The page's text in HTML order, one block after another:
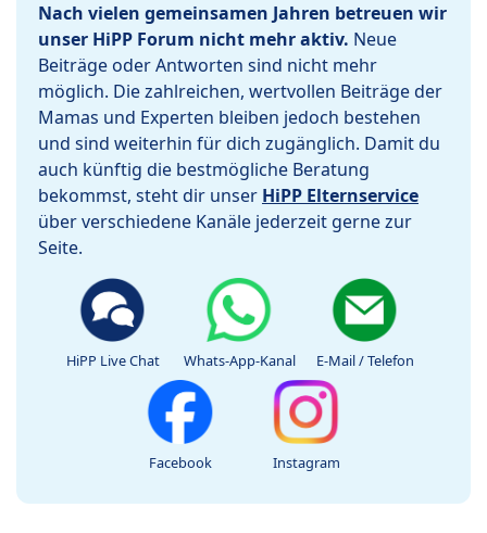
Nach vielen gemeinsamen Jahren betreuen wir
unser HiPP Forum nicht mehr aktiv. Neue
Beiträge oder Antworten sind nicht mehr
möglich. Die zahlreichen, wertvollen Beiträge der
Mamas und Experten bleiben jedoch bestehen
und sind weiterhin für dich zugänglich. Damit du
auch künftig die bestmögliche Beratung
bekommst, steht dir unser HiPP Elternservice
über verschiedene Kanäle jederzeit gerne zur
Seite.
HiPP Live Chat Whats-App-Kanal E-Mail / Telefon
Facebook Instagram